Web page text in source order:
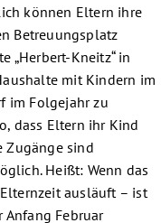
können Eltern ihre
Betreuungsplatz
„Herbert-Kneitz“ in
mit Kindern im
im Folgejahr zu
dass Eltern ihr Kind
Zugänge sind
Heißt: Wenn das
ausläuft – ist
Februar